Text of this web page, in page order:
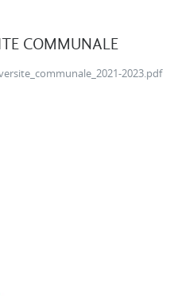
COMMUNALE
2023.pdf